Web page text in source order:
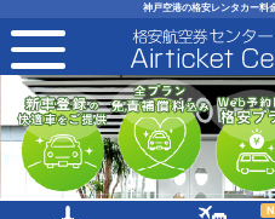
神戸空港の格安レンタカー料
toggle navigation